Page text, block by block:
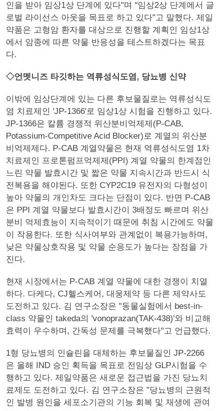
인을 받아 임상1상 단계에 있다"며 "임상2상 단계에서 글
로벌 라이선스 아웃을 목표로 하고 있다"고 말했다. 제일
약품은 고형암 환자를 대상으로 진행할 계획인 임상1상
에서 암종에 따른 약물 반응성을 테스트하겠다는 목표
다.
◇언멧니즈 타깃하는 역류성식도염, 당뇨병 신약
이밖에 임상단계에 있는 다른 후보물질로는 역류성식도
염 치료제인 'JP-1366'로 임상1상 시험을 진행하고 있다.
JP-1366은 칼륨 경쟁적 위산분비억제제(P-CAB,
Potassium-Competitive Acid Blocker)로 계열의 위산분
비억제제다. P-CAB 계열약물은 현재 역류성식도염 1차
치료제인 프로톤펌프억제제(PPI) 계열 약물의 한계점인
느린 약물 발효시간 및 짧은 약물 지속시간과 반드시 식
전복용을 해야된다. 또한 CYP2C19 유전자의 다형성이
높아 약물의 개인차도 크다는 단점이 있다. 반면 P-CAB
은 PPI 계열 약물보다 발효시간이 3배정도 빠르며 위산
분비 억제효능이 지속적이기 때문에 취침 시간에도 약물
이 작용한다. 또한 식사여부와 관계없이 복용가능하며,
낮은 약물상호작용 및 약물 순응도가 높다는 장점을 가
진다.
현재 시장에서는 P-CAB 계열 약물에 대한 경쟁이 치열
하다. 다케다, CJ헬스케어, 대웅제약 등 다른 제약사도
도전하고 있다. 김 연구소장은 "동물실험에서 best-in-
class 약물인 takeda의 'vonoprazan(TAK-438)'와 비교해
효력이 우수하며, 간독성 문제를 극복했다"고 언급했다.
1형 당뇨병의 인슐린을 대체하는 후보물질인 JP-2266
은 올해 IND 승인 획득을 목표로 전임상 GLP시험을 수
행하고 있다. 제일약품은 새로운 접근법을 가진 당뇨치
료제도 도전하고 있다. 김 연구소장은 "당뇨병의 근원적
인 발병 원인을 세포소기관의 기능 회복 및 재생에 관여